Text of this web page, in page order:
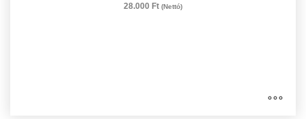
28.000 Ft (Nettó)